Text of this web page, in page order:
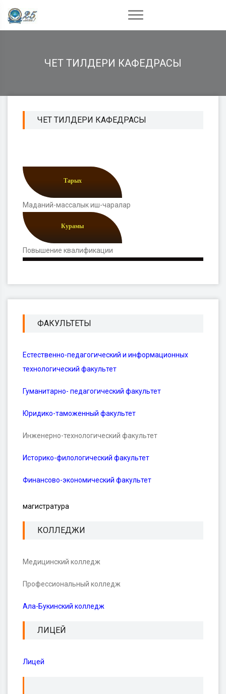
ЧЕТ ТИЛДЕРИ КАФЕДРАСЫ
ЧЕТ ТИЛДЕРИ КАФЕДРАСЫ
Тарых
Маданий-массалык иш-чаралар
Курамы
Повышение квалификации
ФАКУЛЬТЕТЫ
Естественно-педагогический и информационных
технологический факультет
Гуманитарно- педагогический факультет
Юридико-таможенный факультет
Инженерно-технологический факультет
Историко-филологический факультет
Финансово-экономический факультет
магистратура
КОЛЛЕДЖИ
Медицинский колледж
Профессиональный колледж
Ала-Букинский колледж
ЛИЦЕЙ
Лицей